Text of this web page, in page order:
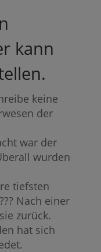
kann
keine
der
war der
wurden
tiefsten
Nach einer
zurück.
hat sich